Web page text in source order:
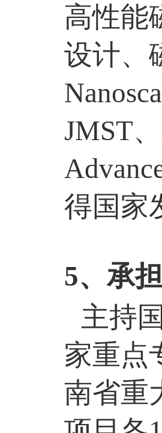
高性能
设计、
JMST、
得国家
5、承
主持
家重点
南省重